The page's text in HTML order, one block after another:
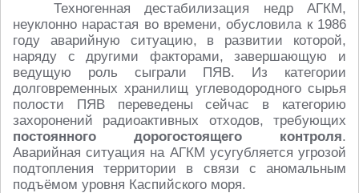
Техногенная дестабилизация недр АГКМ,
неуклонно нарастая во времени, обусловила к 1986
году аварийную ситуацию, в развитии которой,
наряду с другими факторами, завершающую и
ведущую роль сыграли ПЯВ. Из категории
долговременных хранилищ углеводородного сырья
полости ПЯВ переведены сейчас в категорию
захоронений радиоактивных отходов, требующих
постоянного дорогостоящего контроля.
Аварийная ситуация на АГКМ усугубляется угрозой
подтопления территории в связи с аномальным
подъёмом уровня Каспийского моря.